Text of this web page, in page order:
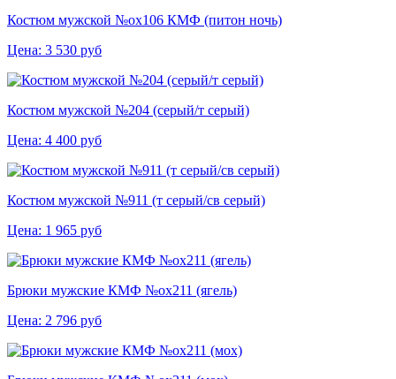
Костюм мужской №ох106 КМФ (питон ночь)
Цена: 3 530 руб
Костюм мужской №204 (серый/т серый)
Цена: 4 400 руб
Костюм мужской №911 (т серый/св серый)
Цена: 1 965 руб
Брюки мужские КМФ №ох211 (ягель)
Цена: 2 796 руб